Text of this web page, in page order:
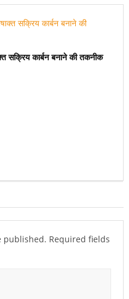
सक्रिय कार्बन बनाने की तकनीक
published. Required fields